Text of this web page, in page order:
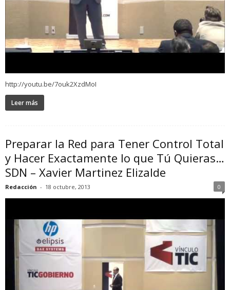
http://youtu.be/7ouk2XzdMoI
Leer más
Preparar la Red para Tener Control Total
y Hacer Exactamente lo que Tú Quieras…
SDN – Xavier Martinez Elizalde
Redacción - 18 octubre, 2013 0